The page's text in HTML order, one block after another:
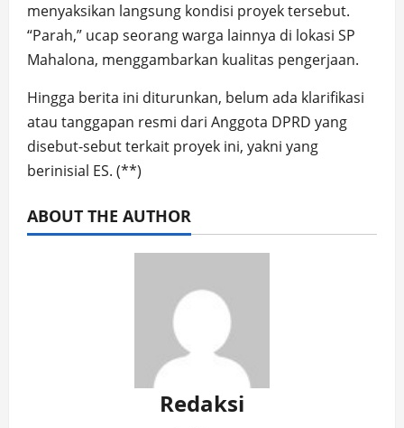
menyaksikan langsung kondisi proyek tersebut.
“Parah,” ucap seorang warga lainnya di lokasi SP
Mahalona, menggambarkan kualitas pengerjaan.
Hingga berita ini diturunkan, belum ada klarifikasi
atau tanggapan resmi dari Anggota DPRD yang
disebut-sebut terkait proyek ini, yakni yang
berinisial ES. (**)
ABOUT THE AUTHOR
Redaksi